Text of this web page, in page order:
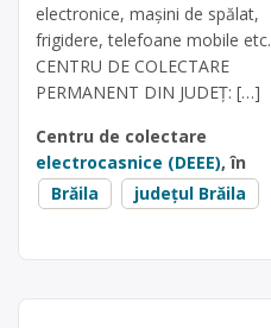
electronice, mașini de spălat,
frigidere, telefoane mobile etc.
CENTRU DE COLECTARE
PERMANENT DIN JUDEŢ: […]
Centru de colectare
electrocasnice (DEEE), în
Brăila
județul Brăila